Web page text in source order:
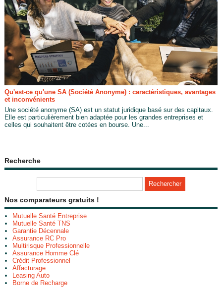
Qu'est-ce qu'une SA (Société Anonyme) : caractéristiques, avantages
et inconvénients
Une société anonyme (SA) est un statut juridique basé sur des capitaux.
Elle est particulièrement bien adaptée pour les grandes entreprises et
celles qui souhaitent être cotées en bourse. Une...
Recherche
Nos comparateurs gratuits !
Mutuelle Santé Entreprise
Mutuelle Santé TNS
Garantie Décennale
Assurance RC Pro
Multirisque Professionnelle
Assurance Homme Clé
Crédit Professionnel
Affacturage
Leasing Auto
Borne de Recharge